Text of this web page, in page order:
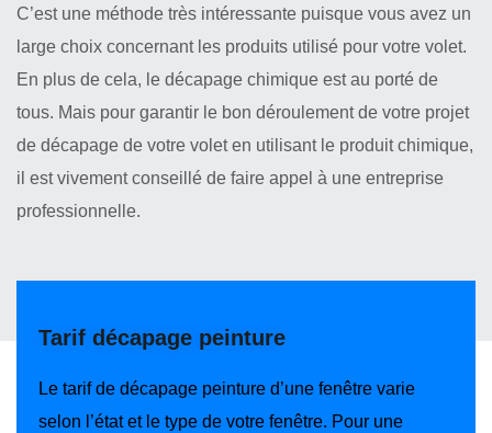
C’est une méthode très intéressante puisque vous avez un
large choix concernant les produits utilisé pour votre volet.
En plus de cela, le décapage chimique est au porté de
tous. Mais pour garantir le bon déroulement de votre projet
de décapage de votre volet en utilisant le produit chimique,
il est vivement conseillé de faire appel à une entreprise
professionnelle.
Tarif décapage peinture
Le tarif de décapage peinture d’une fenêtre varie
selon l’état et le type de votre fenêtre. Pour une